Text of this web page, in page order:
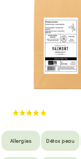
Allergies Détox peau